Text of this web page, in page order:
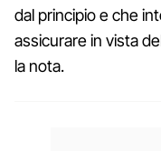
dal principio e che
assicurare in vista
la nota.